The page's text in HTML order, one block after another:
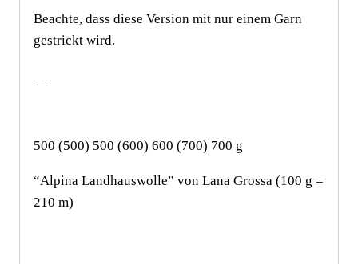
Beachte, dass diese Version mit nur einem Garn
gestrickt wird.
500 (500) 500 (600) 600 (700) 700 g
“Alpina Landhauswolle” von Lana Grossa (100 g =
210 m)